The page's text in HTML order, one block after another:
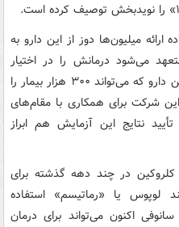
میلیون‌ها دوز از این دارو به
می‌شود درمانش را در اختیار
فرانسه قرار دهد و میلیون‌ها دوز از این دارو که می‌تواند ۳۰۰ هزار بیمار را
شرکت برای همکاری با مقام‌های
نتایج این آزمایش هم ابراز
کلروکین در چند دهه گذشته برای
لوپوس یا «رماتیسم» استفاده
اکنون می‌تواند برای درمان